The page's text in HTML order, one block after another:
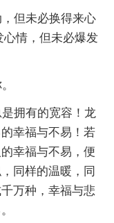
但未必换得来心
心情，但未必爆发
拥有的宽容！龙
幸福与不易！若
幸福与不易，便
同样的温暖，同
万种，幸福与悲